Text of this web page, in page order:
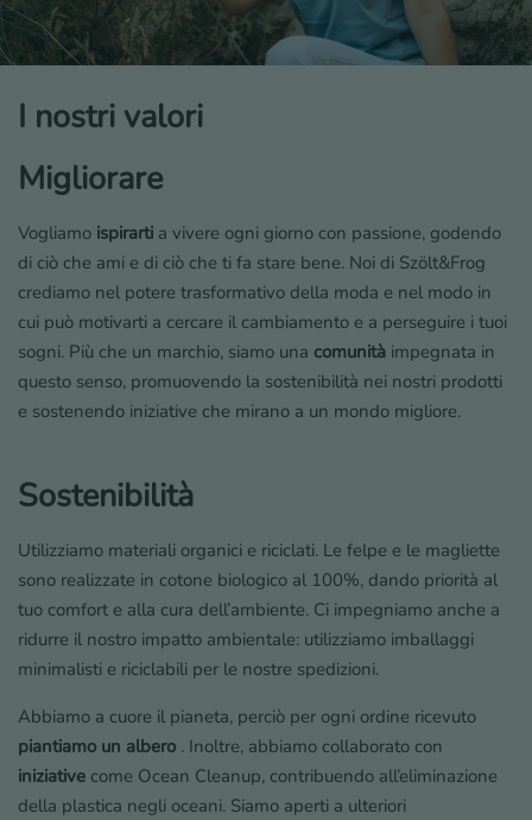
I nostri valori
Migliorare
Vogliamo ispirarti a vivere ogni giorno con passione, godendo
di ciò che ami e di ciò che ti fa stare bene. Noi di Szölt&Frog
crediamo nel potere trasformativo della moda e nel modo in
cui può motivarti a cercare il cambiamento e a perseguire i tuoi
sogni. Più che un marchio, siamo una comunità impegnata in
questo senso, promuovendo la sostenibilità nei nostri prodotti
e sostenendo iniziative che mirano a un mondo migliore.
Sostenibilità
Utilizziamo materiali organici e riciclati. Le felpe e le magliette
sono realizzate in cotone biologico al 100%, dando priorità al
tuo comfort e alla cura dell’ambiente. Ci impegniamo anche a
ridurre il nostro impatto ambientale: utilizziamo imballaggi
minimalisti e riciclabili per le nostre spedizioni.
Abbiamo a cuore il pianeta, perciò per ogni ordine ricevuto
piantiamo un albero . Inoltre, abbiamo collaborato con
iniziative come Ocean Cleanup, contribuendo all’eliminazione
della plastica negli oceani. Siamo aperti a ulteriori